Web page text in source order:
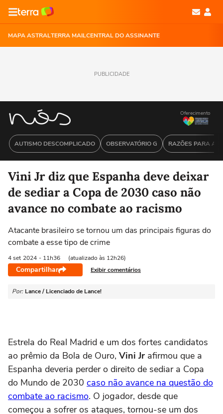
MAPA ASTRALTERRA MAILCENTRAL DO ASSINANTE
PUBLICIDADE
AUTISMO DESCOMPLICADO OBSERVATÓRIO G RAZÕES PARA
Oferecimento
Vini Jr diz que Espanha deve deixar
de sediar a Copa de 2030 caso não
avance no combate ao racismo
Atacante brasileiro se tornou um das principais figuras do
combate a esse tipo de crime
4 set 2024 - 11h36 (atualizado às 12h26)
Compartilhar Exibir comentários
Por: Lance / Licenciado de Lance!
Estrela do Real Madrid e um dos fortes candidatos
ao prêmio da Bola de Ouro, Vini Jr afirmou que a
Espanha deveria perder o direito de sediar a Copa
do Mundo de 2030 caso não avance na questão do
combate ao racismo. O jogador, desde que
começou a sofrer os ataques, tornou-se um dos